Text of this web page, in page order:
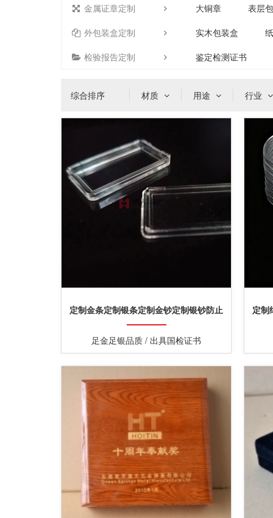
金属证章定制
大铜章
表层
外包装盒定制
实木包装盒
检验报告定制
鉴定检测证书
综合排序 材质 用途 行业
定制金条定制银条定制金钞定制银钞防止
氧化亚克力透明塑封盒子
足金足银品质 / 出具国检证书
定制